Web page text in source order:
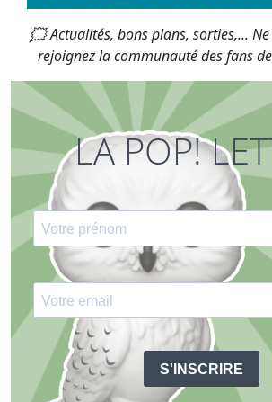
🗯 Actualités, bons plans, sorties,...
rejoignez la communauté des fans
LA POP!
S'INSCRIRE